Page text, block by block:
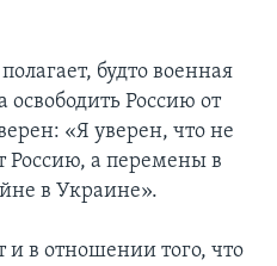
будто военная
Россию от
«Я уверен, что не
Россию, а перемены в
в Украине».
и в отношении того, что